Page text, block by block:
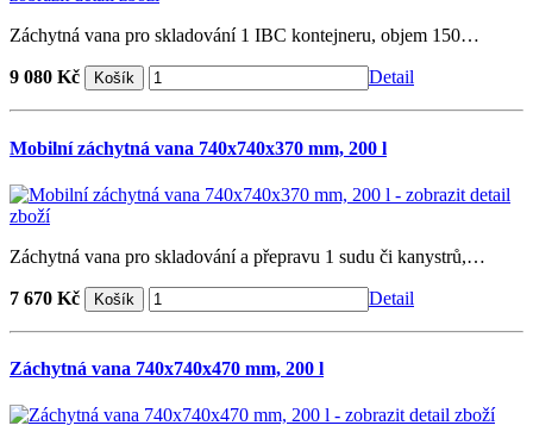
Záchytná vana pro skladování 1 IBC kontejneru, objem 150…
9 080 Kč Detail
Mobilní záchytná vana 740x740x370 mm, 200 l
Záchytná vana pro skladování a přepravu 1 sudu či kanystrů,…
7 670 Kč Detail
Záchytná vana 740x740x470 mm, 200 l